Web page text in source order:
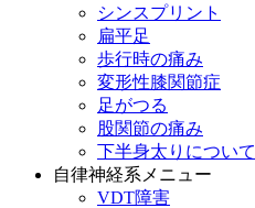
シンスプリント
扁平足
歩行時の痛み
変形性膝関節症
足がつる
股関節の痛み
下半身太りについて
自律神経系メニュー
VDT障害